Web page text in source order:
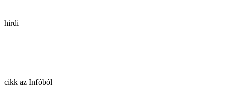
hirdi
cikk az Infóból